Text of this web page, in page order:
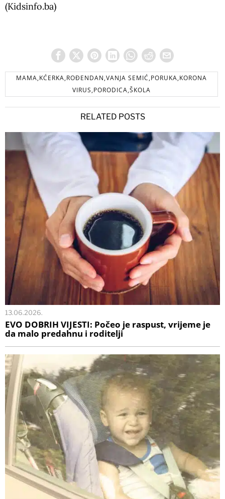
(Kidsinfo.ba)
MAMA,KĆERKA,ROĐENDAN,VANJA SEMIĆ,PORUKA,KORONA
VIRUS,PORODICA,ŠKOLA
RELATED POSTS
13.06.2026.
EVO DOBRIH VIJESTI: Počeo je raspust, vrijeme je
da malo predahnu i roditelji